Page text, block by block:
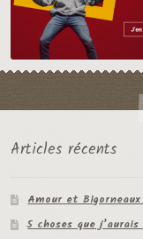
Articles récents
Amour et
5 choses que